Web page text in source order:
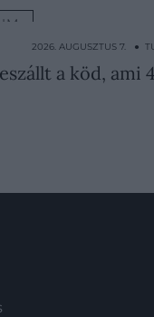
2026. AUGUSZTUS 7. ●
a köd, ami